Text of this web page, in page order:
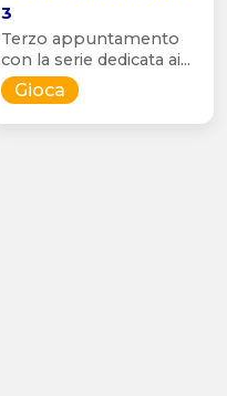
3
Terzo appuntamento
con la serie dedicata ai...
Gioca